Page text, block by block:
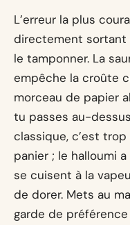
L’erreur la plus
directement sortant
le tamponner. La
empêche la croûte
morceau de papier
tu passes au-
classique, c’est
panier ; le halloumi
se cuisent à la
de dorer. Mets au
garde de